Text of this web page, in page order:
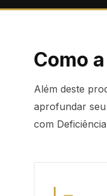
Como
Além deste
aprofundar
com